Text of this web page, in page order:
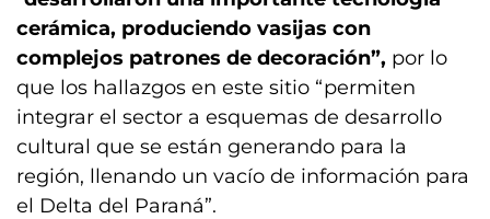
cerámica, produciendo vasijas con
complejos patrones de decoración”, por lo
que los hallazgos en este sitio “permiten
integrar el sector a esquemas de desarrollo
cultural que se están generando para la
región, llenando un vacío de información para
el Delta del Paraná”.